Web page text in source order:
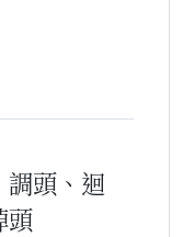
調頭、迴
頭